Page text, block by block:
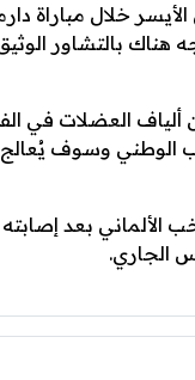
خلال مباراة
هناك بالتشاور
العضلات في
الوطني وسوف
الألماني بعد
الجاري.